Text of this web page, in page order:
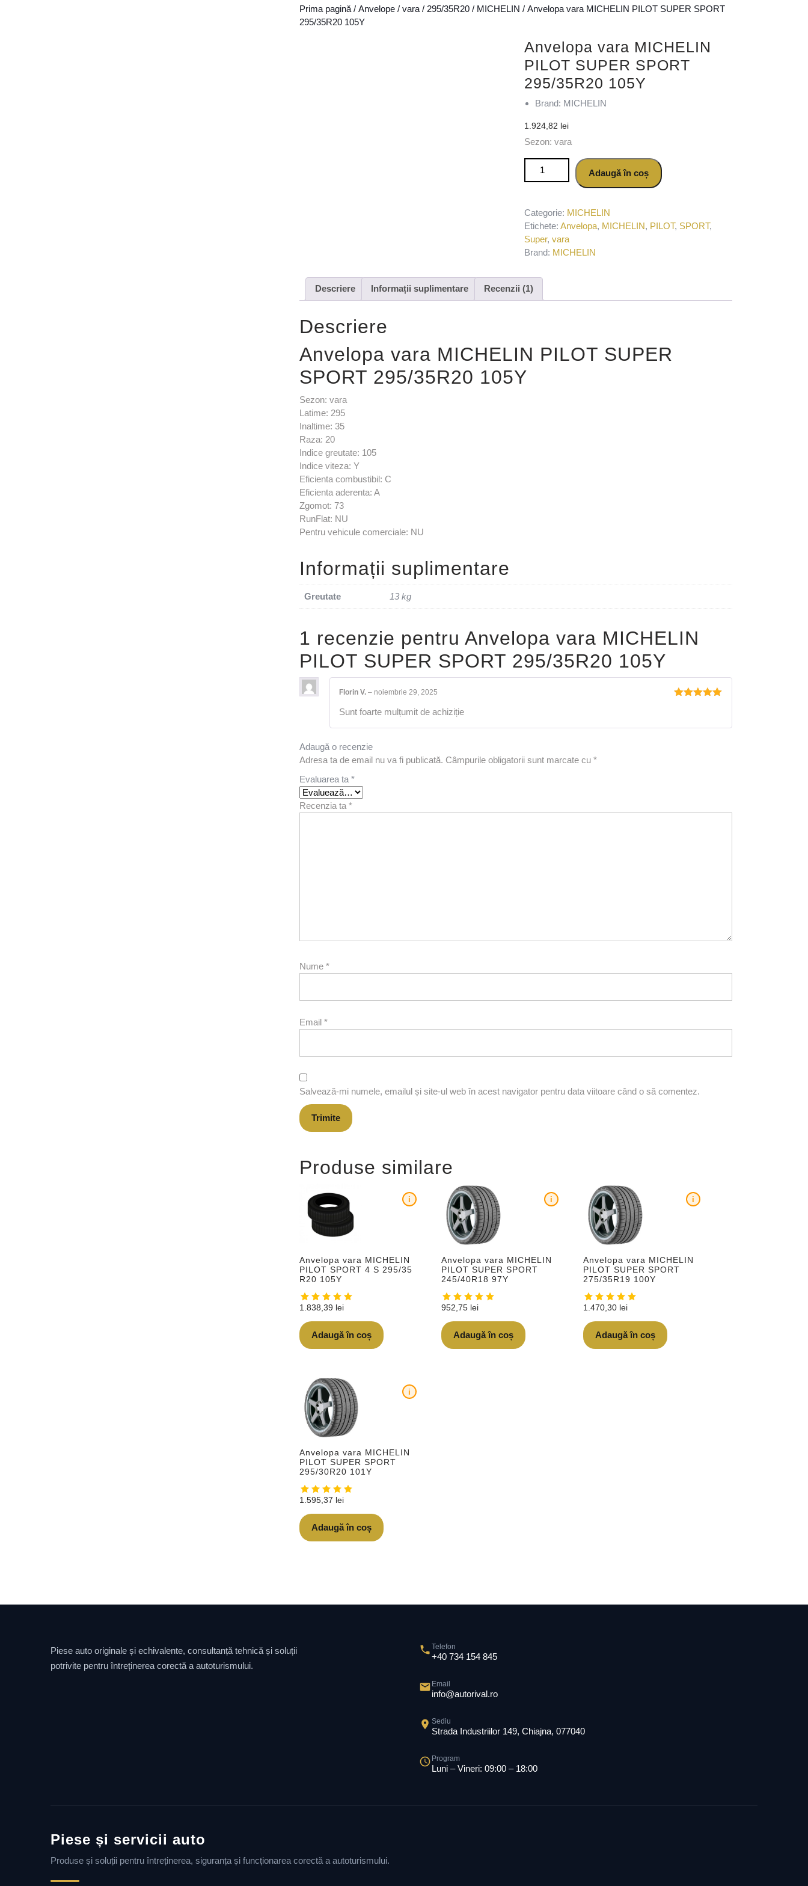
Prima pagină / Anvelope / vara / 295/35R20 / MICHELIN / Anvelopa vara MICHELIN PILOT SUPER SPORT
295/35R20 105Y
Anvelopa vara MICHELIN
PILOT SUPER SPORT
295/35R20 105Y
Brand: MICHELIN
1.924,82 lei
Sezon: vara
Cantitate Anvelopa vara MICHELIN PILOT SUPER SPORT 295/35R20
Adaugă în coș
Categorie: MICHELIN
Etichete:Anvelopa, MICHELIN, PILOT, SPORT,
Super,vara
Brand: MICHELIN
Descriere Informații suplimentare Recenzii (1)
Descriere
Anvelopa vara MICHELIN PILOT SUPER
SPORT 295/35R20 105Y
Sezon: vara
Latime: 295
Inaltime: 35
Raza: 20
Indice greutate: 105
Indice viteza: Y
Eficienta combustibil: C
Eficienta aderenta: A
Zgomot: 73
RunFlat: NU
Pentru vehicule comerciale: NU
Informații suplimentare
Greutate 13 kg
1 recenzie pentru Anvelopa vara MICHELIN
PILOT SUPER SPORT 295/35R20 105Y
Florin V. – noiembrie 29, 2025
Sunt foarte mulțumit de achiziție
Adaugă o recenzie
Adresa ta de email nu va fi publicată. Câmpurile obligatorii sunt marcate cu *
Evaluarea ta *
Recenzia ta *
Nume *
Email *
Salvează-mi numele, emailul și site-ul web în acest navigator pentru data viitoare când o să comentez.
Produse similare
Anvelopa vara MICHELIN
PILOT SPORT 4 S 295/35
R20 105Y
i
1.838,39 lei
Adaugă în coș
Anvelopa vara MICHELIN
PILOT SUPER SPORT
245/40R18 97Y
i
952,75 lei
Adaugă în coș
Anvelopa vara MICHELIN
PILOT SUPER SPORT
275/35R19 100Y
i
1.470,30 lei
Adaugă în coș
Anvelopa vara MICHELIN
PILOT SUPER SPORT
295/30R20 101Y
i
1.595,37 lei
Adaugă în coș
Piese auto originale și echivalente, consultanță tehnică și soluții
potrivite pentru întreținerea corectă a autoturismului.
Telefon
+40 734 154 845
Email
info@autorival.ro
Sediu
Strada Industriilor 149, Chiajna, 077040
Program
Luni – Vineri: 09:00 – 18:00
Piese și servicii auto
Produse și soluții pentru întreținerea, siguranța și funcționarea corectă a autoturismului.